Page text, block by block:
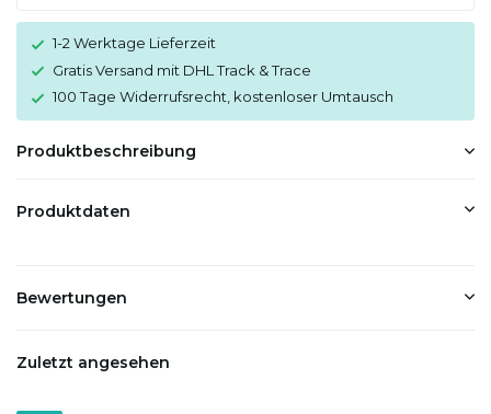
1-2 Werktage Lieferzeit
Gratis Versand mit DHL Track & Trace
100 Tage Widerrufsrecht, kostenloser Umtausch
Produktbeschreibung
Produktdaten
Bewertungen
Zuletzt angesehen